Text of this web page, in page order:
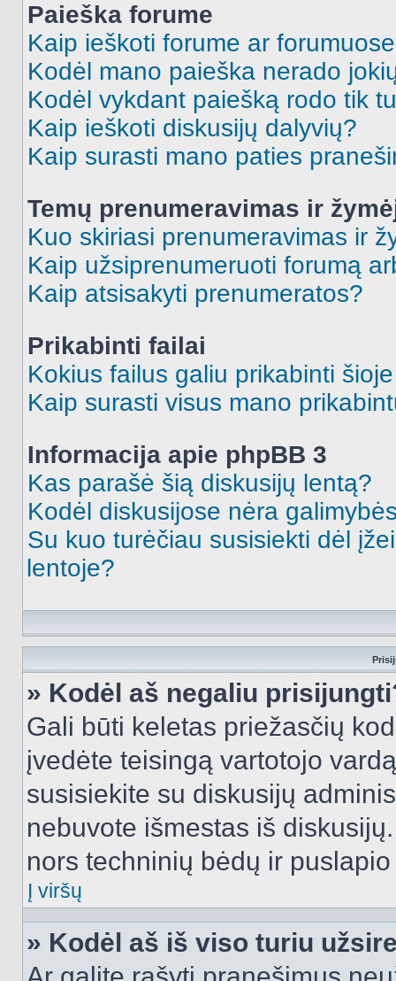
Paieška forume
Kaip ieškoti forume ar
Kodėl mano paieška nerado
Kodėl vykdant paiešką rodo tik
Kaip ieškoti diskusijų dalyvių?
Kaip surasti mano paties
Temų prenumeravimas ir
Kuo skiriasi prenumeravimas ir
Kaip užsiprenumeruoti forumą
Kaip atsisakyti prenumeratos?
Prikabinti failai
Kokius failus galiu prikabinti
Kaip surasti visus mano
Informacija apie phpBB 3
Kas parašė šią diskusijų lentą?
Kodėl diskusijose nėra
Su kuo turėčiau susisiekti dėl
lentoje?
» Kodėl aš negaliu
Gali būti keletas priežasčių
įvedėte teisingą vartotojo
susisiekite su diskusijų
nebuvote išmestas iš
nors techninių bėdų ir
Į viršų
» Kodėl aš iš viso turiu